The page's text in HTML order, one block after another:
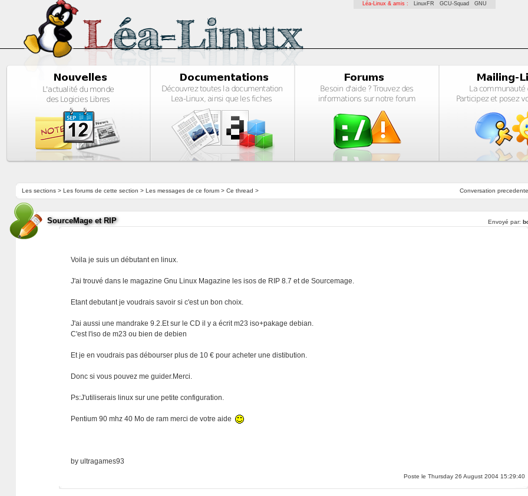
Léa-Linux & amis : LinuxFR GCU-Squad GNU
Conversation precedente
Les sections> Les forums de cette section > Les messages de ce forum> Ce thread >
SourceMage et RIP Envoyé par:
Voila je suis un débutant en linux.
J'ai trouvé dans le magazine Gnu Linux Magazine les isos de RIP 8.7 et de Sourcemage.
Etant debutant je voudrais savoir si c'est un bon choix.
J'ai aussi une mandrake 9.2.Et sur le CD il y a écrit m23 iso+pakage debian.
C'est l'iso de m23 ou bien de debien
Et je en voudrais pas débourser plus de 10 € pour acheter une distibution.
Donc si vous pouvez me guider.Merci.
Ps:J'utiliserais linux sur une petite configuration.
Pentium 90 mhz 40 Mo de ram merci de votre aide
by ultragames93
Poste le Thursday 26 August 2004 15:29:40